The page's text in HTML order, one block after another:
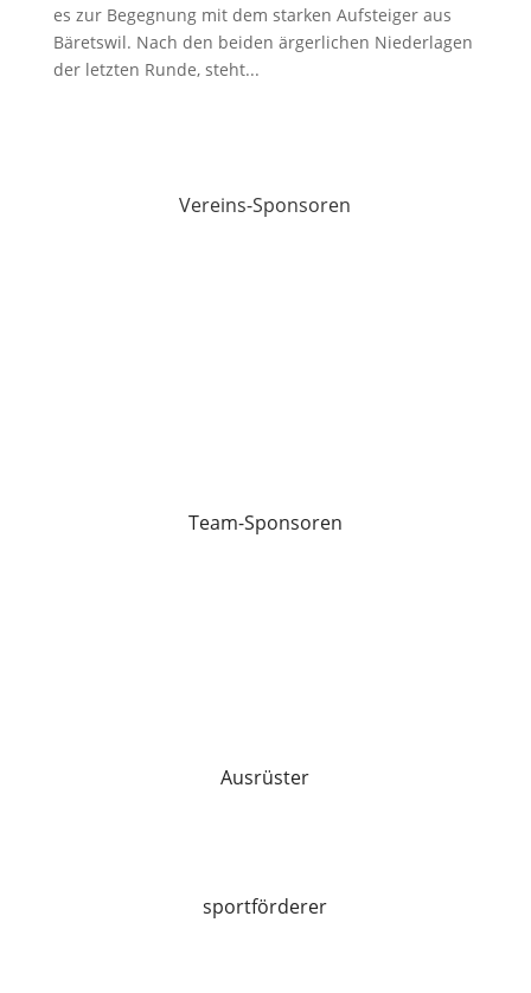
es zur Begegnung mit dem starken Aufsteiger aus
Bäretswil. Nach den beiden ärgerlichen Niederlagen
der letzten Runde, steht...
Vereins-Sponsoren
Team-Sponsoren
Ausrüster
sportförderer